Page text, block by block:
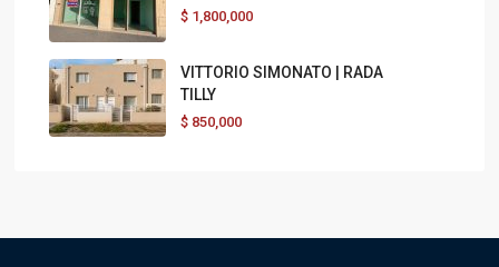
$ 1,800,000
VITTORIO SIMONATO | RADA
TILLY
$ 850,000